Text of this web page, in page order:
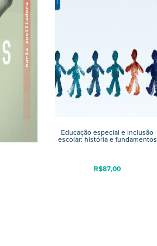
Educação especial e inclusão
escolar: história e fundamentos
R$87,00